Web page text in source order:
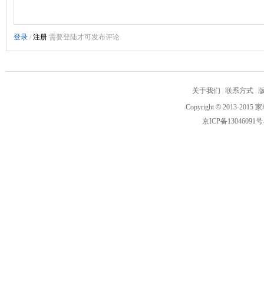
关于我们 联系方式
Copyright © 2013-2015
京ICP备13046091号